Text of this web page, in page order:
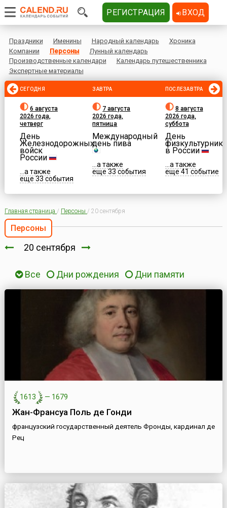
Праздники Именины Народный календарь
Хроника
Компании
Персоны
Лунный календарь
Производственные календари
Календарь путешественника
Экспертные материалы
СЕГОДНЯ
6 августа
2026 года,
четверг
День
Железнодорожных
войск
России
...а также
еще 33 события
ЗАВТРА
7 августа
2026 года,
пятница
Международный
день пива
...а также
еще 33 события
ПОСЛЕЗАВТРА
8 августа
2026 года,
суббота
День
физкультурника
в России
...а также
еще 41 событие
Главная страница / Персоны / 20 сентября
Персоны
20 сентября
Все Дни рождения Дни памяти
1613 — 1679
Жан-Франсуа Поль де Гонди
французский государственный деятель Фронды, кардинал де
Рец
РЕГИСТРАЦИЯ ВХОД